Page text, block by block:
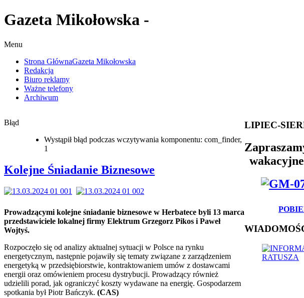
Gazeta Mikołowska -
Menu
Strona GłównaGazeta Mikołowska
Redakcja
Biuro reklamy
Ważne telefony
Archiwum
Błąd
Wystąpił błąd podczas wczytywania komponentu: com_finder,
1
Kolejne Śniadanie Biznesowe
Prowadzącymi kolejne śniadanie biznesowe w Herbatece byli 13 marca
przedstawiciele lokalnej firmy Elektrum Grzegorz Pikos i Paweł
Wojtyś.
Rozpoczęło się od analizy aktualnej sytuacji w Polsce na rynku
energetycznym, następnie pojawiły się tematy związane z zarządzeniem
energetyką w przedsiębiorstwie, kontraktowaniem umów z dostawcami
energii oraz omówieniem procesu dystrybucji. Prowadzący również
udzielili porad, jak ograniczyć koszty wydawane na energię. Gospodarzem
spotkania był Piotr Bańczyk. (CAS)
LIPIEC-